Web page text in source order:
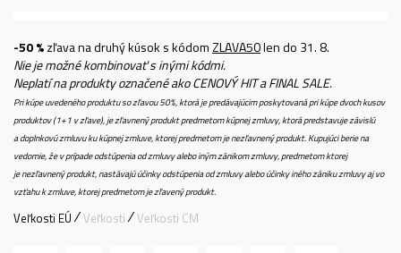
-50 %zľava na druhý kúsok s kódomZLAVA50len do 31. 8.
Nie je možné kombinovať s inými kódmi.
Neplatí na produkty označené ako CENOVÝ HIT a FINAL SALE.
Pri kúpe uvedeného produktu so zľavou 50%, ktorá je predávajúcim poskytovaná pri kúpe dvoch kusov
produktov (1+1 v zľave), je zľavnený produkt predmetom kúpnej zmluvy, ktorá predstavuje závislú
a doplnkovú zmluvu ku kúpnej zmluve, ktorej predmetom je nezľavnený produkt. Kupujúci berie na
vedomie, že v prípade odstúpenia od zmluvy alebo iným zánikom zmluvy, predmetom ktorej
je nezľavnený produkt, nastávajú účinky odstúpenia od zmluvy alebo účinky iného zániku zmluvy aj vo
vzťahu k zmluve, ktorej predmetom je zľavený produkt.
Veľkosti EÚ Veľkosti Veľkosti CM